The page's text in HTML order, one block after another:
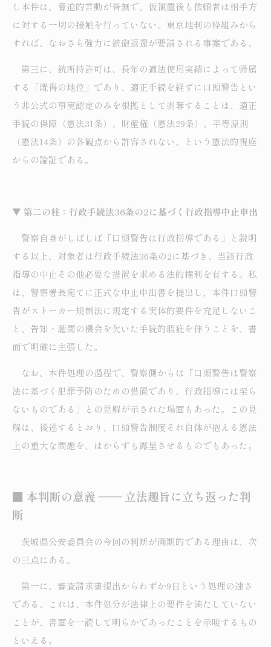
し本件は、脅迫的言動が皆無で、仮領置後も依頼者は相手方
に対する一切の接触を行っていない。東京地判の枠組みから
すれば、なおさら強力に銃砲返還が要請される事案である。
第三に、銃所持許可は、長年の適法使用実績によって帰属
する「既得の地位」であり、適正手続を経ずに口頭警告とい
う非公式の事実認定のみを根拠として剥奪することは、適正
手続の保障（憲法31条）、財産権（憲法29条）、平等原則
（憲法14条）の各観点から許容されない、という憲法的視座
からの論証である。
▼ 第二の柱：行政手続法36条の2に基づく行政指導中止申出
警察自身がしばしば「口頭警告は行政指導である」と説明
する以上、対象者は行政手続法36条の2に基づき、当該行政
指導の中止その他必要な措置を求める法的権利を有する。私
は、警察署長宛てに正式な中止申出書を提出し、本件口頭警
告がストーカー規制法に規定する実体的要件を充足しないこ
と、告知・聴聞の機会を欠いた手続的瑕疵を伴うことを、書
面で明確に主張した。
なお、本件処理の過程で、警察側からは「口頭警告は警察
法に基づく犯罪予防のための措置であり、行政指導には至ら
ないものである」との見解が示された場面もあった。この見
解は、後述するとおり、口頭警告制度それ自体が抱える憲法
上の重大な問題を、はからずも露呈させるものでもあった。
■ 本判断の意義 ―― 立法趣旨に立ち返った判
断
茨城県公安委員会の今回の判断が画期的である理由は、次
の三点にある。
第一に、審査請求書提出からわずか9日という処理の速さ
である。これは、本件処分が法律上の要件を満たしていない
ことが、書面を一読して明らかであったことを示唆するもの
といえる。